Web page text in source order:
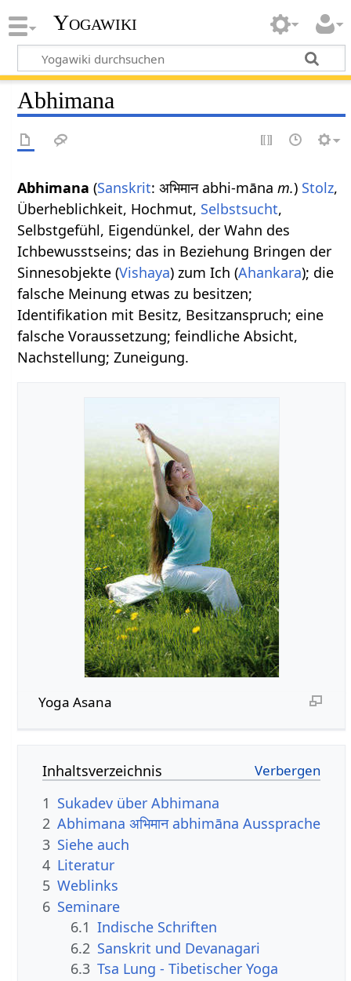
Yogawiki
Abhimana
Abhimana (Sanskrit: अभिमान abhi-mānam.) Stolz,
Überheblichkeit, Hochmut, Selbstsucht,
Selbstgefühl, Eigendünkel, der Wahn des
Ichbewusstseins; das in Beziehung Bringen der
Sinnesobjekte (Vishaya) zum Ich (Ahankara); die
falsche Meinung etwas zu besitzen;
Identifikation mit Besitz, Besitzanspruch; eine
falsche Voraussetzung; feindliche Absicht,
Nachstellung; Zuneigung.
Yoga Asana
Inhaltsverzeichnis
1 Sukadev über Abhimana
2 Abhimana अभिमान abhimāna Aussprache
3 Siehe auch
4 Literatur
5 Weblinks
6 Seminare
6.1 Indische Schriften
6.2 Sanskrit und Devanagari
6.3 Tsa Lung - Tibetischer Yoga